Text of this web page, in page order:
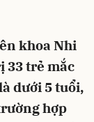
khoa Nhi
33 trẻ mắc
dưới 5 tuổi,
hợp